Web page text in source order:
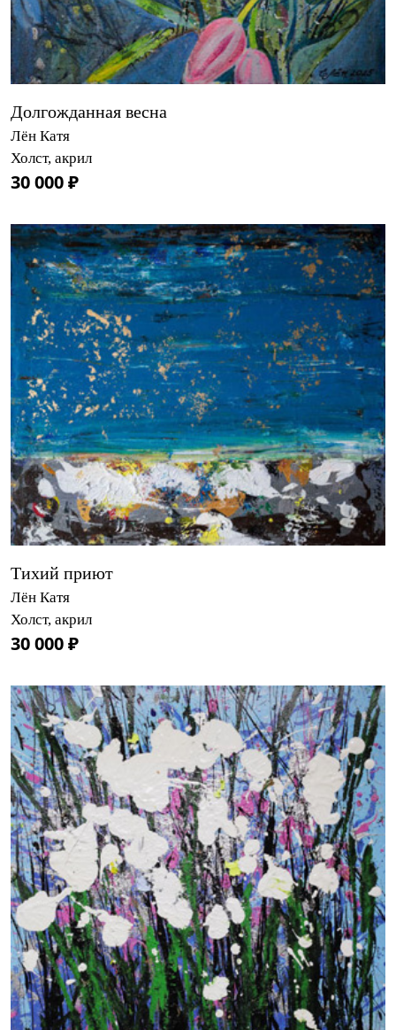
Долгожданная весна
Лён Катя
Холст, акрил
30 000 ₽
Тихий приют
Лён Катя
Холст, акрил
30 000 ₽